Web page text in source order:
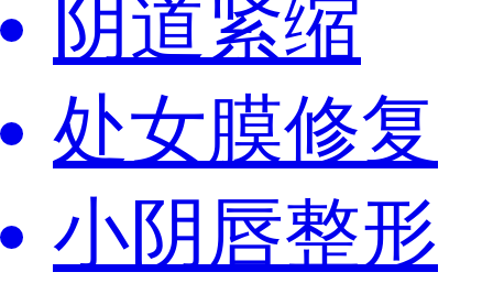
阴道紧缩
处女膜修复
小阴唇整形